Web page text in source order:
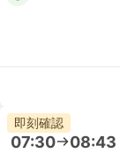
即刻確認
07:30 08:43